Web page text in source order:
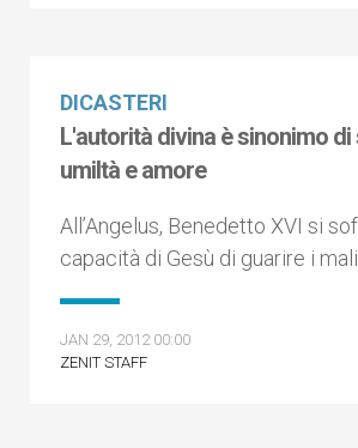
DICASTERI
L'autorità divina è sinonimo
umiltà e amore
All’Angelus, Benedetto XVI si
capacità di Gesù di guarire i
JAN 29, 2012 00:00
ZENIT STAFF